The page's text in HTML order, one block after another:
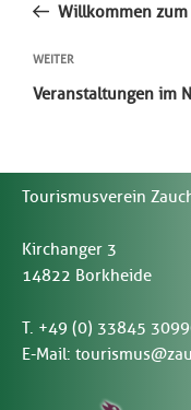
BeitragWillkommen
Nächster
Beitrag
WEITER
Veranstaltungen im
Tourismusverein
Kirchanger 3
14822 Borkheide
T. +49 (0) 33845
E-Mail: